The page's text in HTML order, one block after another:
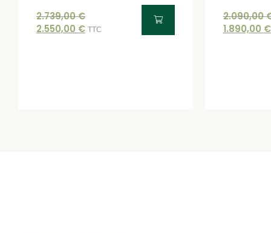
2.739,00€
2.550,00 € TTC
2.090,00
1.890,00 €